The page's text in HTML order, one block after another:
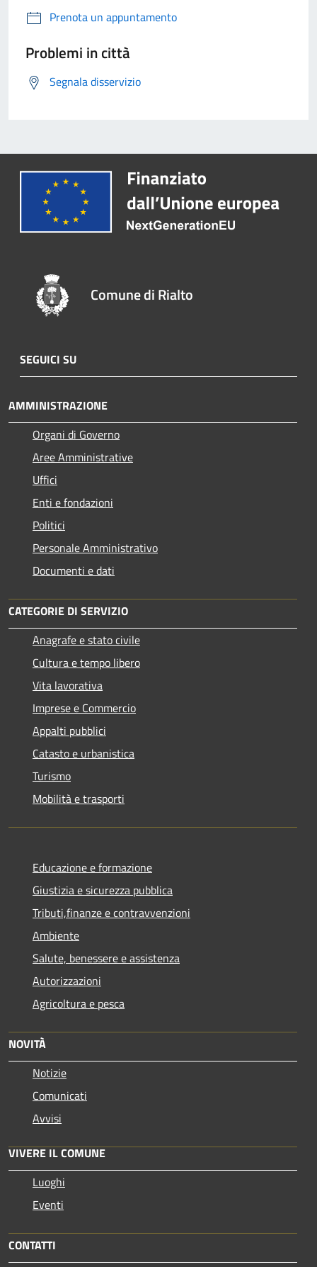
Prenota un appuntamento
Problemi in città
Segnala disservizio
Comune di Rialto
SEGUICI SU
AMMINISTRAZIONE
Organi di Governo
Aree Amministrative
Uffici
Enti e fondazioni
Politici
Personale Amministrativo
Documenti e dati
CATEGORIE DI SERVIZIO
Anagrafe e stato civile
Cultura e tempo libero
Vita lavorativa
Imprese e Commercio
Appalti pubblici
Catasto e urbanistica
Turismo
Mobilità e trasporti
Educazione e formazione
Giustizia e sicurezza pubblica
Tributi,finanze e contravvenzioni
Ambiente
Salute, benessere e assistenza
Autorizzazioni
Agricoltura e pesca
NOVITÀ
Notizie
Comunicati
Avvisi
VIVERE IL COMUNE
Luoghi
Eventi
CONTATTI